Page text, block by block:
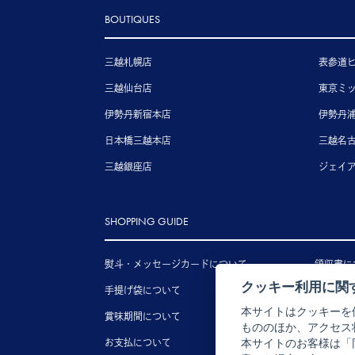
BOUTIQUES
三越札幌店
三越仙台店
伊勢丹新宿本店
日本橋三越本店
三越銀座店
表参道
東京ミ
伊勢丹
三越名
ジェイ
SHOPPING GUIDE
熨斗・メッセージカードについて
手提げ袋について
賞味期間について
お支払について
領収書
送料につ
配送につ
キャン
クッキー利用に関
本サイトはクッキー
もののほか、アクセ
本サイトのお客様は